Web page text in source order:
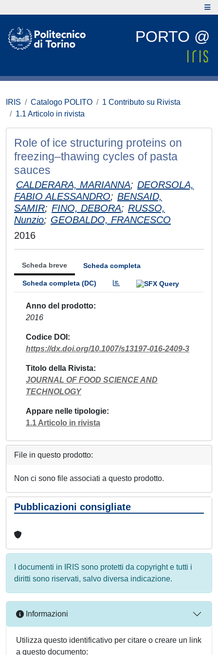
PORTO @
IRIS Catalogo POLITO
1 Contributo su Rivista
1.1 Articolo in rivista
Role of ice structuring proteins on
freezing–thawing cycles of pasta
sauces
CALDERARA, MARIANNA; DEORSOLA,
FABIO ALESSANDRO; BENSAID,
SAMIR; FINO, DEBORA; RUSSO,
Nunzio; GEOBALDO, FRANCESCO
2016
Scheda breve Scheda completa
Scheda completa (DC)
Anno del prodotto
2016
Codice DOI
https://dx.doi.org/10.1007/s13197-016-2409-3
Titolo della Rivista
JOURNAL OF FOOD SCIENCE AND
TECHNOLOGY
Appare nelle tipologie
1.1 Articolo in rivista
File in questo prodotto:
Non ci sono file associati a questo prodotto.
Pubblicazioni consigliate
I documenti in IRIS sono protetti da copyright e tutti i
diritti sono riservati, salvo diversa indicazione.
Informazioni
Utilizza questo identificativo per citare o creare un link
a questo documento: